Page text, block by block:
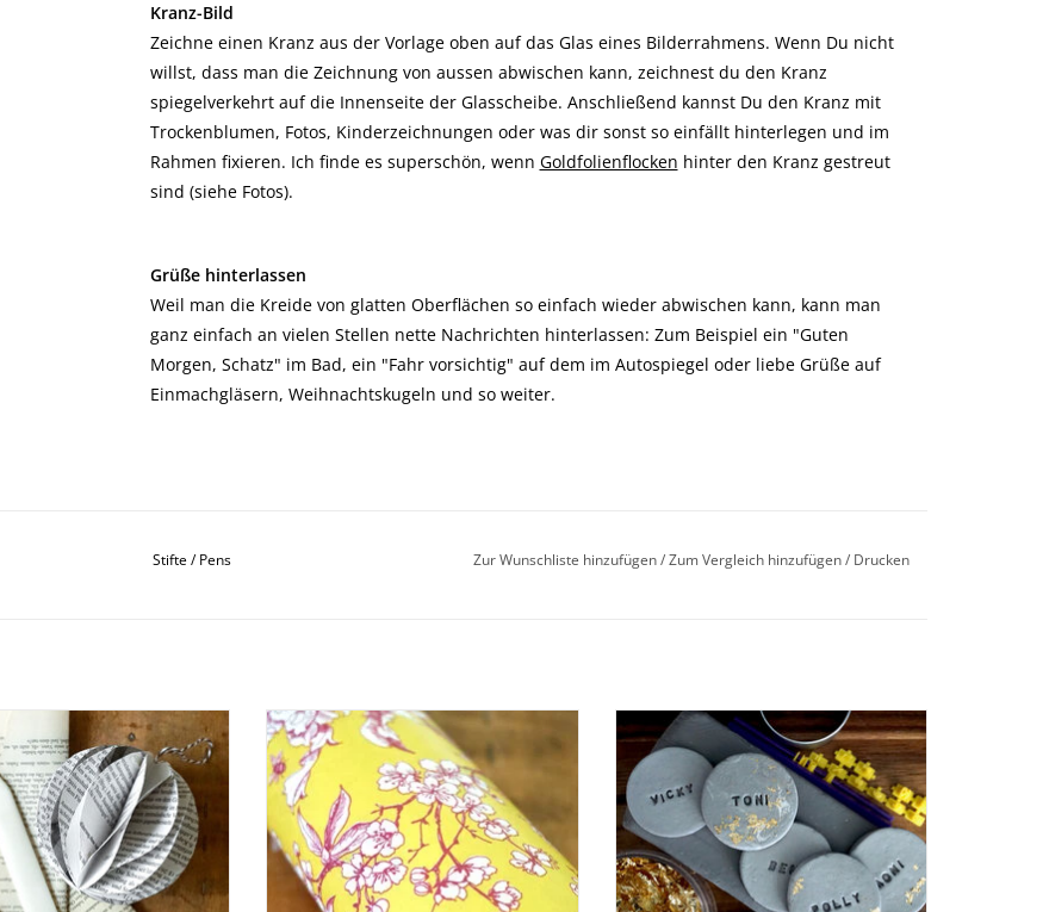
Kranz-Bild
Zeichne einen Kranz aus der Vorlage oben auf das Glas eines Bilderrahmens. Wenn Du nicht
willst, dass man die Zeichnung von aussen abwischen kann, zeichnest du den Kranz
spiegelverkehrt auf die Innenseite der Glasscheibe. Anschließend kannst Du den Kranz mit
Trockenblumen, Fotos, Kinderzeichnungen oder was dir sonst so einfällt hinterlegen und im
Rahmen fixieren. Ich finde es superschön, wenn Goldfolienflocken hinter den Kranz gestreut
sind (siehe Fotos).
Grüße hinterlassen
Weil man die Kreide von glatten Oberflächen so einfach wieder abwischen kann, kann man
ganz einfach an vielen Stellen nette Nachrichten hinterlassen: Zum Beispiel ein "Guten
Morgen, Schatz" im Bad, ein "Fahr vorsichtig" auf dem im Autospiegel oder liebe Grüße auf
Einmachgläsern, Weihnachtskugeln und so weiter.
Stifte / Pens Zur Wunschliste hinzufügen/Zum Vergleich hinzufügen/ Drucken
Wabenball Upcycling Set
BESTELLEN
Rico Design Paper Patch Papier I
Schmetterlinge - Gelb I 30 x 42 cm I 1
Bogen
BESTELLEN
DIY-Set für Goldtaler in Betonoptik
BESTELLEN